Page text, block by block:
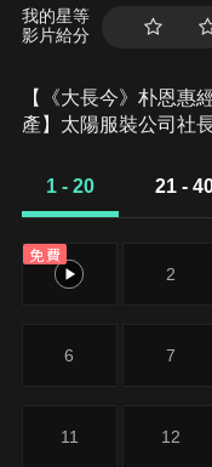
我的星等
影片給分
【《大長今》朴恩惠
產】太陽服裝公司社
弟後，患上恐懼症，
金錢慾望與權力讓廷
捉弄卻讓佳恩透過三
後》)、徐有晶(《紅
1 - 20 21 -
免費
1 2
6 7
11 12